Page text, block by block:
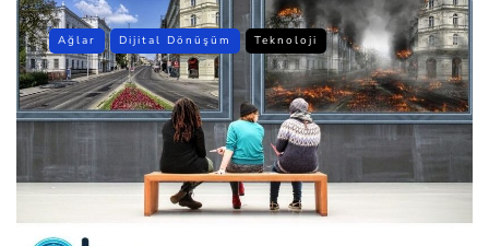
Ağlar Dijital Dönüşüm Teknoloji